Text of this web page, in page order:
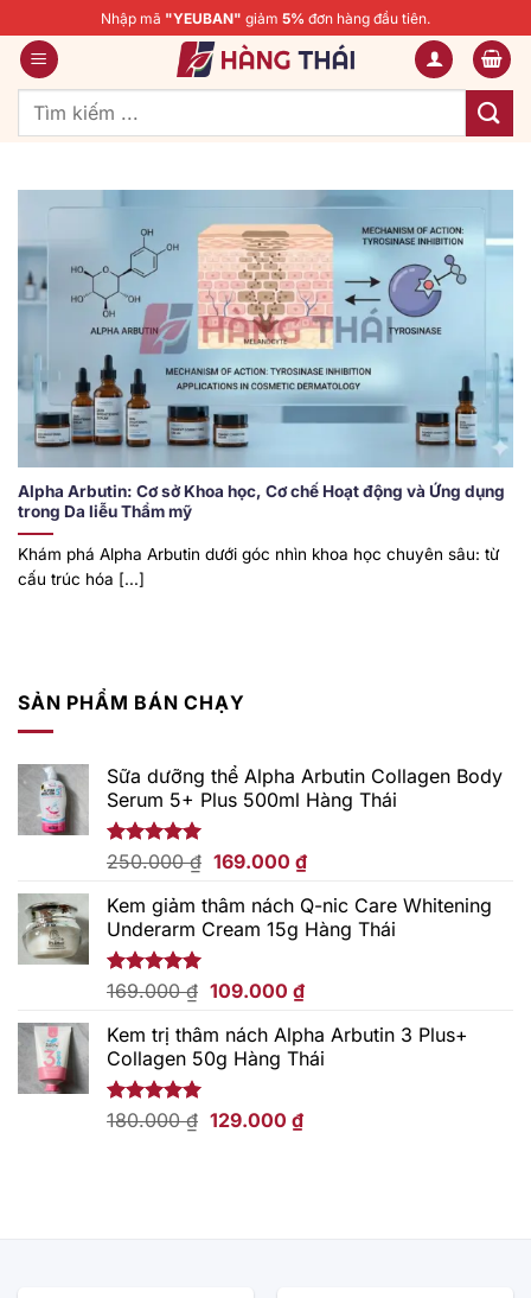
qua
nội
dung
Nhập mã "YEUBAN" giảm 5% đơn hàng đầu tiên.
Tìm
Alpha Arbutin: Cơ sở Khoa học, Cơ chế Hoạt động và Ứng dụng
trong Da liễu Thẩm mỹ
Khám phá Alpha Arbutin dưới góc nhìn khoa học chuyên sâu: từ
cấu trúc hóa [...]
SẢN PHẨM BÁN CHẠY
Sữa dưỡng thể Alpha Arbutin Collagen Body
Serum 5+ Plus 500ml Hàng Thái
Được xếp
5 sao
250.000₫ Giá
là:
250.000 ₫.
169.000 ₫Giá
tại
là:
Kem giảm thâm nách Q-nic Care Whitening
Underarm Cream 15g Hàng Thái
Được xếp
5 sao
169.000₫ Giá
là:
169.000 ₫.
109.000 ₫Giá
tại
là:
Kem trị thâm nách Alpha Arbutin 3 Plus+
Collagen 50g Hàng Thái
Được xếp
180.000₫ Giá
129.000 ₫Giá